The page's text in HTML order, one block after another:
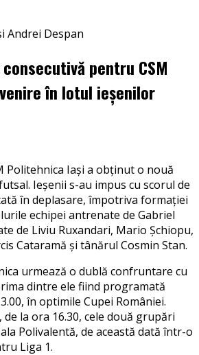
pentru CSM
în lotul ieșenilor
Politehnica Iași a obținut o nouă
Ieșenii s-au impus cu scorul de
în deplasare, împotriva formației
echipei antrenate de Gabriel
de Liviu Ruxandari, Mario Şchiopu,
Cataramă și tânărul Cosmin Stan.
urmează o dublă confruntare cu
dintre ele fiind programată
în optimile Cupei României.
la ora 16.30, cele două grupări
Polivalentă, de această dată într-o
Liga 1.